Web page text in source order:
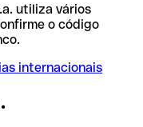
utiliza vários
o código
internacionais